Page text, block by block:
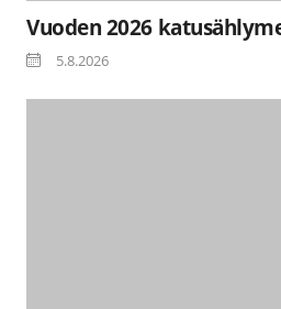
Vuoden 2026
5.8.2026